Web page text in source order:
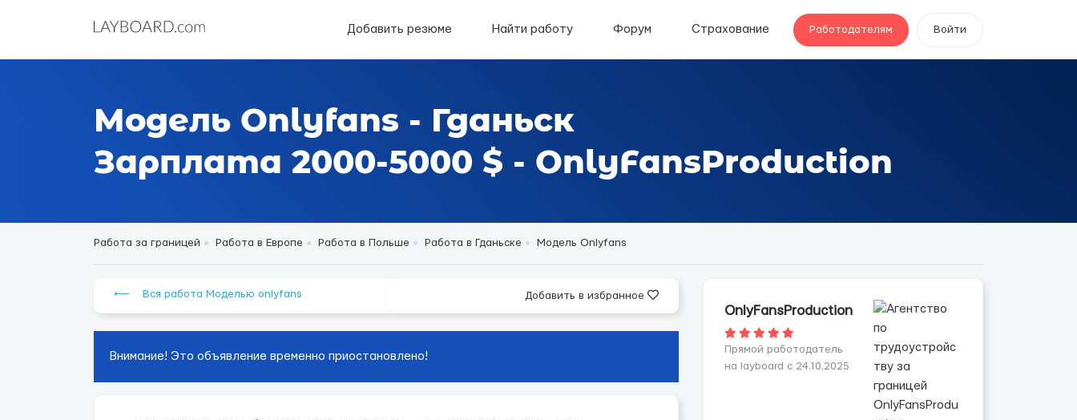
Добавить резюме Найти работу Форум Страхование Работодателям Войти
Модель Onlyfans - Гданьск
Зарплата 2000-5000 $ - OnlyFansProduction
Работа за границей Работа в Европе Работа в Польше Работа в Гданьске Модель Onlyfans
⟵ Вся работа Моделью onlyfans Добавить в избранное
Внимание! Это объявление временно приостановлено!
OnlyFansProduction
Прямой работодатель
на layboard с 24.10.2025